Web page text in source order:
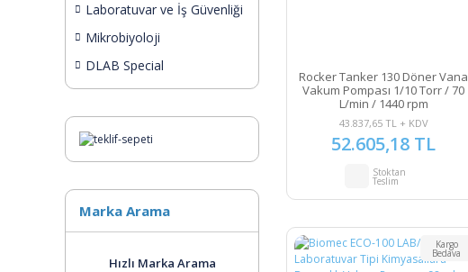
Laboratuvar ve İş Güvenliği
Mikrobiyoloji
DLAB Special
Marka Arama
Hızlı Marka Arama
Rocker Tanker 130 Döner Vana
Vakum Pompası 1/10 Torr / 70
L/min / 1440 rpm
43.837,65 TL + KDV
52.605,18 TL
Stoktan
Teslim
Kargo
Bedava